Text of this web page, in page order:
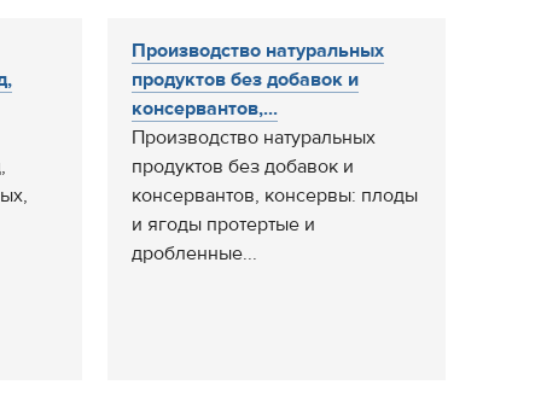
Производство натуральных
продуктов без добавок и
консервантов,...
Производство натуральных
продуктов без добавок и
консервантов, консервы: плоды
и ягоды протертые и
дробленные...